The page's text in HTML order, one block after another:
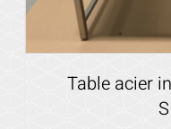
Table acier